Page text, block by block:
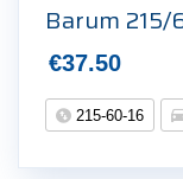
Barum 215/
€37.50
215-60-16